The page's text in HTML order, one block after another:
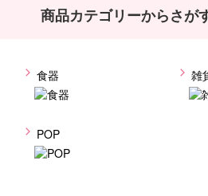
商品カテゴリーからさが
食器 雑
POP